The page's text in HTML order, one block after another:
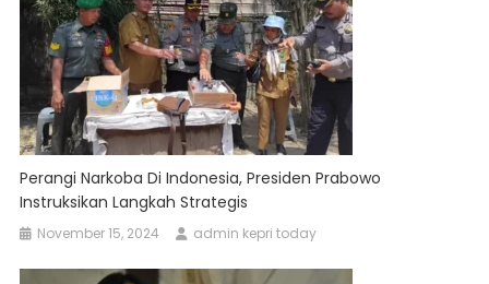
Perangi Narkoba Di Indonesia, Presiden Prabowo
Instruksikan Langkah Strategis
November 15, 2024 admin kepri today